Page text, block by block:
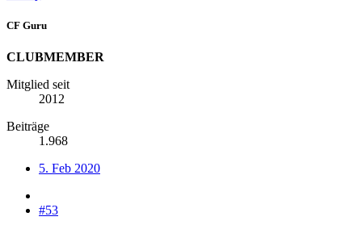
CF Guru
CLUBMEMBER
Mitglied seit
2012
Beiträge
1.968
5. Feb 2020
#53